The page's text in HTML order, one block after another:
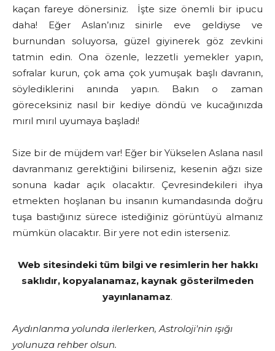
kaçan fareye dönersiniz. İşte size önemli bir ipucu
daha! Eğer Aslan’ınız sinirle eve geldiyse ve
burnundan soluyorsa, güzel giyinerek göz zevkini
tatmin edin. Ona özenle, lezzetli yemekler yapın,
sofralar kurun, çok ama çok yumuşak başlı davranın,
söylediklerini anında yapın. Bakın o zaman
göreceksiniz nasıl bir kediye döndü ve kucağınızda
mırıl mırıl uyumaya başladı!
Size bir de müjdem var! Eğer bir Yükselen Aslana nasıl
davranmanız gerektiğini bilirseniz, kesenin ağzı size
sonuna kadar açık olacaktır. Çevresindekileri ihya
etmekten hoşlanan bu insanın kumandasında doğru
tuşa bastığınız sürece istediğiniz görüntüyü almanız
mümkün olacaktır. Bir yere not edin isterseniz.
Web sitesindeki tüm bilgi ve resimlerin her hakkı
saklıdır, kopyalanamaz, kaynak gösterilmeden
yayınlanamaz.
Aydınlanma yolunda ilerlerken, Astroloji'nin ışığı
yolunuza rehber olsun.